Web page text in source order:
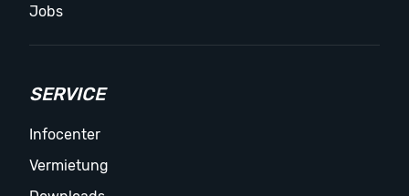
Jobs
SERVICE
Infocenter
Vermietung